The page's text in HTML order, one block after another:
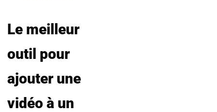
Le meilleur
outil pour
ajouter une
vidéo à un